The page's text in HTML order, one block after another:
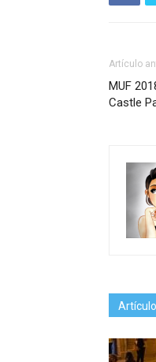
Artículo
MUF
Castle